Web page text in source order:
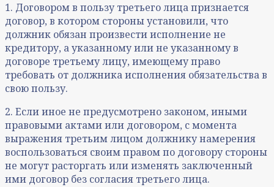
1. Договором в пользу третьего лица признается
договор, в котором стороны установили, что
должник обязан произвести исполнение не
кредитору, а указанному или не указанному в
договоре третьему лицу, имеющему право
требовать от должника исполнения обязательства в
свою пользу.
2. Если иное не предусмотрено законом, иными
правовыми актами или договором, с момента
выражения третьим лицом должнику намерения
воспользоваться своим правом по договору стороны
не могут расторгать или изменять заключенный
ими договор без согласия третьего лица.